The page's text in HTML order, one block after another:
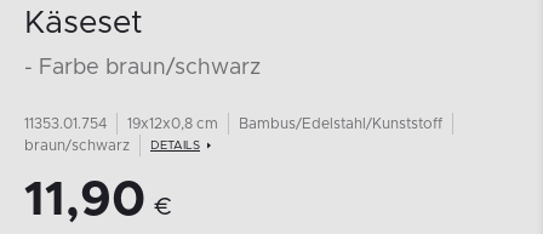
Käseset
- Farbe braun/schwarz
11353.01.754 19x12x0,8 cm
Bambus/Edelstahl/Kunststoff
braun/schwarz
DETAILS
11,90 €